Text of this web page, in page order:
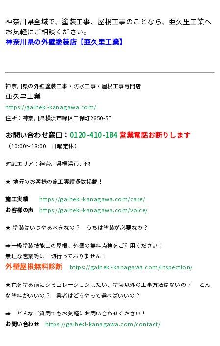
神奈川県全域で、塗装工事、屋根工事のことなら、亜久里工業へ
お気軽にご相談ください。
神奈川県の外壁塗装店【亜久里工業】
神奈川県の外壁塗装工事・防水工事・屋根工事専門店
亜久里工業
https://gaiheki-kanagawa.com/
住所：神奈川県横浜市緑区三保町2650-57
お問い合わせ窓口： 0120-410-184 営業電話お断りします
（10:00～18:00 日曜定休）
対応エリア：神奈川県横浜市、他
★ 地元のお客様の施工実績多数掲載！
施工実績
https://gaiheki-kanagawa.com/case/
お客様の声
https://gaiheki-kanagawa.com/voice/
★ 塗装はいつやるべきなの？ うちは塗装が必要なの？
➡一級塗装技能士の屋根、外壁の無料点検をご利用ください！
無理な営業等は一切行っておりません！
外壁屋根無料診断 https://gaiheki-kanagawa.com/inspection/
★色を塗る前にシミュレーションしたい、塗装以外の工事方法はないの？ どん
な塗料がいいの？ 業者はどうやって選べばいいの？
➡ どんなご質問でもお気軽にお問い合わせください！
お問い合わせ
https://gaiheki-kanagawa.com/contact/